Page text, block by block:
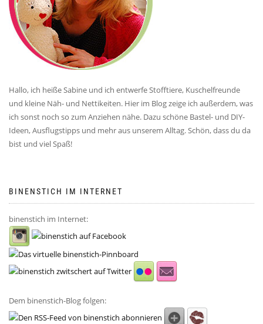
Hallo, ich heiße Sabine und ich entwerfe Stofftiere, Kuschelfreunde
und kleine Näh- und Nettikeiten. Hier im Blog zeige ich außerdem, was
ich sonst noch so zum Anziehen nähe. Dazu schöne Bastel- und DIY-
Ideen, Ausflugstipps und mehr aus unserem Alltag. Schön, dass du da
bist und viel Spaß!
BINENSTICH IM INTERNET
binenstich im Internet:
Dem binenstich-Blog folgen: